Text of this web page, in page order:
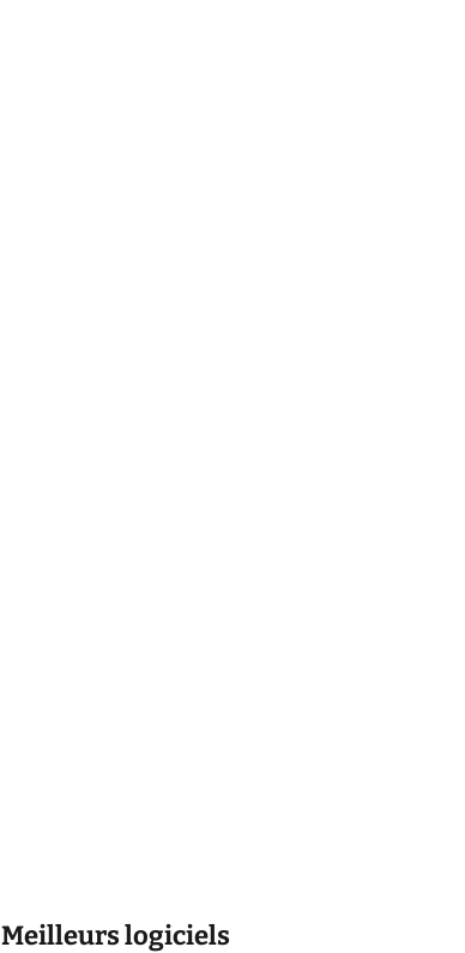
Meilleurs logiciels